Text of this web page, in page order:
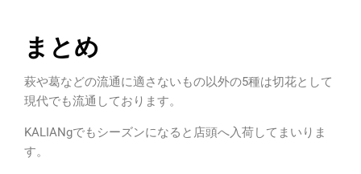
まとめ
萩や葛などの流通に適さないもの以外の5種は切花として
現代でも流通しております。
KALIANgでもシーズンになると店頭へ入荷してまいりま
す。